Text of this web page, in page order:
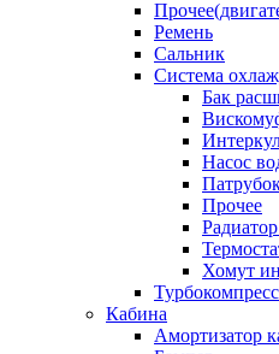
Ремень
Сальник
Система
Бак
Насос
Прочее
Хомут
Кабина
Амортизатор